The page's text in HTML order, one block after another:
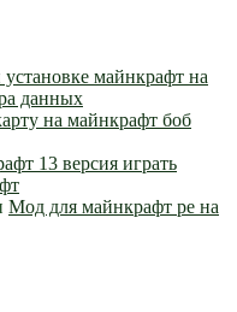
майнкрафт на
данных
на майнкрафт боб
13 версия играть
Мод для майнкрафт pe на